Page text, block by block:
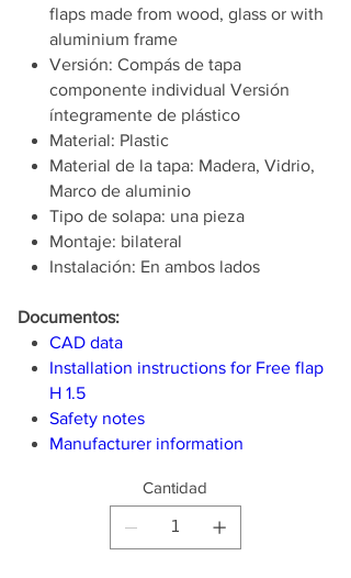
flaps made from wood, glass or with
aluminium frame
Versión: Compás de tapa
componente individual Versión
íntegramente de plástico
Material: Plastic
Material de la tapa: Madera, Vidrio,
Marco de aluminio
Tipo de solapa: una pieza
Montaje: bilateral
Instalación: En ambos lados
Documentos:
CAD data
Installation instructions for Free flap
H 1.5
Safety notes
Manufacturer information
Cantidad